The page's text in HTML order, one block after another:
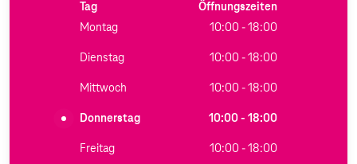
Tag
Öffnungszeiten
Montag
10:00 - 18:00
Dienstag 10:00 - 18:00
Mittwoch 10:00 - 18:00
Donnerstag 10:00 - 18:00
Freitag 10:00 - 18:00